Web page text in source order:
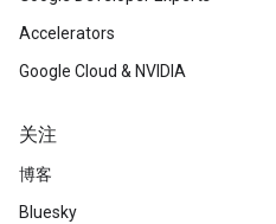
Accelerators
Google Cloud & NVIDIA
关注
博客
Bluesky